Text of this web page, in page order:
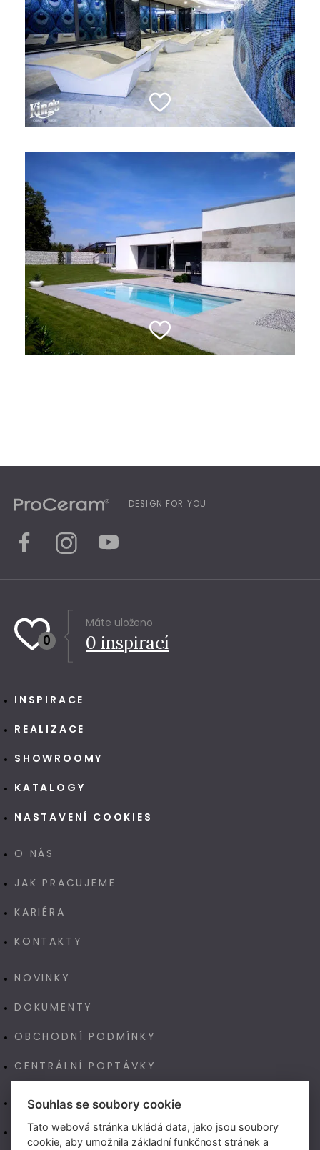
DESIGN FOR YOU
0
Máte uloženo
0 inspirací
INSPIRACE
REALIZACE
SHOWROOMY
KATALOGY
NASTAVENÍ COOKIES
O NÁS
JAK PRACUJEME
KARIÉRA
KONTAKTY
NOVINKY
DOKUMENTY
OBCHODNÍ PODMÍNKY
CENTRÁLNÍ POPTÁVKY
E-SHOP
NAŠE VÝROBA TECHNOART
Souhlas se soubory cookie
Tato webová stránka ukládá data, jako jsou soubory
cookie, aby umožnila základní funkčnost stránek a